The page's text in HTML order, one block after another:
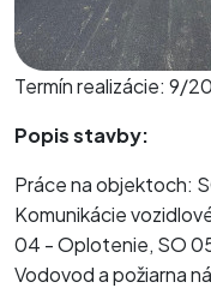
Termín realizácie: 9/
Popis stavby:
Práce na objektoch:
Komunikácie
04 - Oplotenie, SO
Vodovod a požiarna